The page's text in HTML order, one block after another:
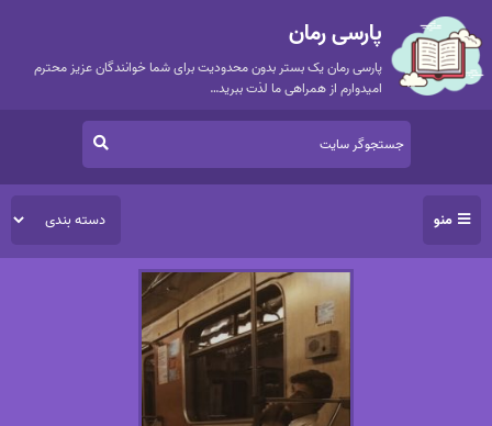
پارسی رمان
پارسی رمان یک بستر بدون محدودیت برای شما خوانندگان عزیز محترم
امیدوارم از همراهی ما لذت ببرید…
منو